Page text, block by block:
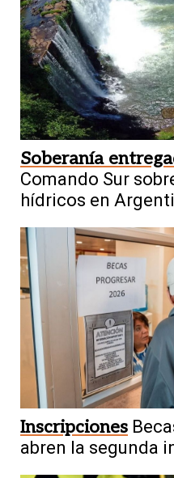
Soberanía
Comando Sur
hídricos en
Inscripciones
abren la segunda